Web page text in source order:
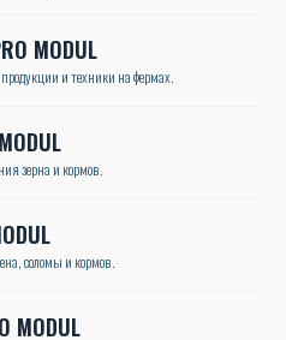
MODUL
и техники на фермах.
зерна и кормов.
соломы и кормов.